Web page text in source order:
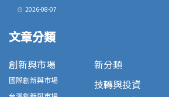
2026-08-07
文章分類
創新與市場
國際創新與市場
新分類
技轉與投資